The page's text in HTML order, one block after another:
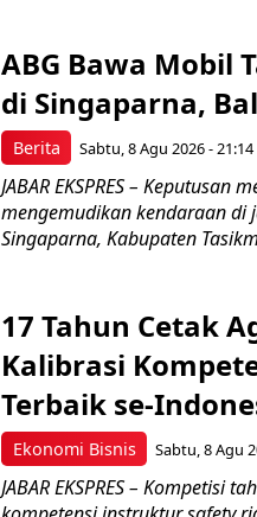
Berita
ABG Bawa Mobil
di Singaparna,
Sabtu, 8 Agu 2026 - 21:14
JABAR EKSPRES –
mengemudikan kendaraan
Singaparna, Kabupaten
Ekonomi Bisnis
17 Tahun Cetak
Kalibrasi
Terbaik se-
Sabtu, 8 Agu
JABAR EKSPRES –